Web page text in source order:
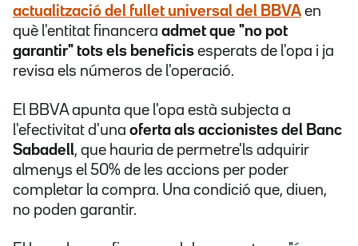
actualització del fullet universal del BBVA en
què l'entitat financera admet que "no pot
garantir" tots els beneficis esperats de l'opa i ja
revisa els números de l'operació.
El BBVA apunta que l'opa està subjecta a
l'efectivitat d'una oferta als accionistes del Banc
Sabadell, que hauria de permetre'ls adquirir
almenys el 50% de les accions per poder
completar la compra. Una condició que, diuen,
no poden garantir.